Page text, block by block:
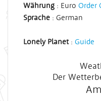
Währung : Euro Order
Sprache : German
Lonely Planet: Guide
Der